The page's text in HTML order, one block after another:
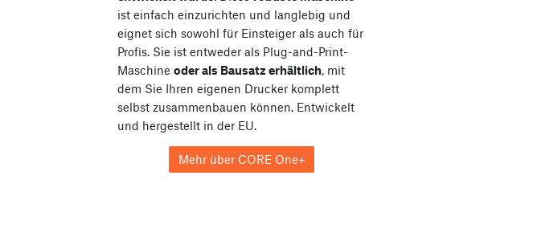
ist einfach einzurichten und langlebig und
eignet sich sowohl für Einsteiger als auch für
Profis. Sie ist entweder als Plug-and-Print-
Maschine oder als Bausatz erhältlich, mit
dem Sie Ihren eigenen Drucker komplett
selbst zusammenbauen können. Entwickelt
und hergestellt in der EU.
Mehr über CORE One+